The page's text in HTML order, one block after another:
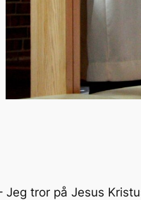
tror på Jesus